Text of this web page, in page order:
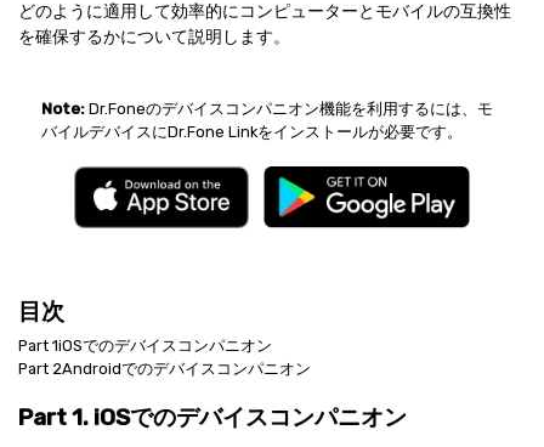
どのように適用して効率的にコンピューターとモバイルの互換性
を確保するかについて説明します。
Note:Dr.Foneのデバイスコンパニオン機能を利用するには、モ
バイルデバイスにDr.Fone Linkをインストールが必要です。
目次
Part 1iOSでのデバイスコンパニオン
Part 2Androidでのデバイスコンパニオン
Part 1. iOSでのデバイスコンパニオン